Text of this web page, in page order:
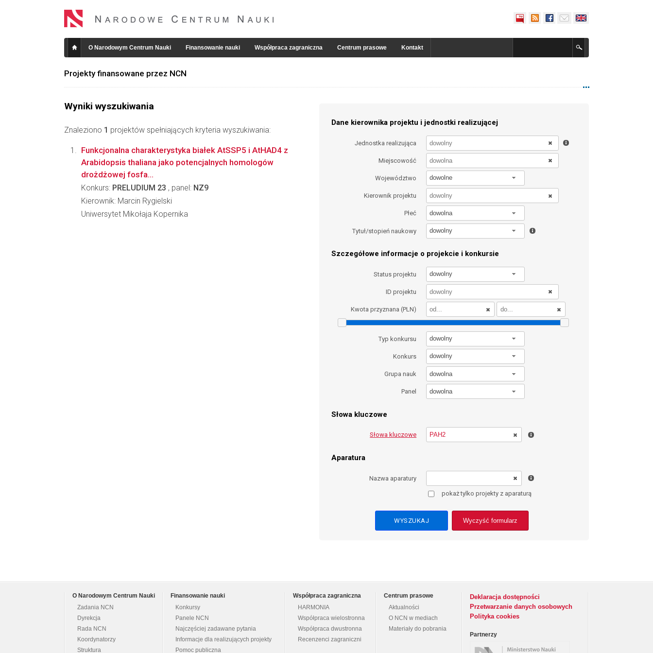
O Narodowym Centrum Nauki Finansowanie nauki Współpraca zagraniczna Centrum prasowe Kontakt
Projekty finansowane przez NCN
Wyniki wyszukiwania
Znaleziono 1 projektów spełniających kryteria wyszukiwania:
Dane kierownika projektu i jednostki realizującej
Jednostka realizująca
Miejscowość
Województwo dowolne
Kierownik projektu
Płeć dowolna
Tytuł/stopień naukowy dowolny
Szczegółowe informacje o projekcie i konkursie
Status projektu dowolny
ID projektu
Kwota przyznana (PLN)
Typ konkursu dowolny
Konkurs dowolny
Grupa nauk dowolna
Panel dowolna
Słowa kluczowe
Słowa kluczowe
Aparatura
Nazwa aparatury
pokaż tylko projekty z aparaturą
Wyczyść formularz
Funkcjonalna charakterystyka białek AtSSP5 i AtHAD4 z
Arabidopsis thaliana jako potencjalnych homologów
drożdżowej fosfa...
Konkurs: PRELUDIUM 23 , panel: NZ9
Kierownik: Marcin Rygielski
Uniwersytet Mikołaja Kopernika
O Narodowym Centrum Nauki
Zadania NCN
Dyrekcja
Rada NCN
Koordynatorzy
Struktura
Finansowanie nauki
Konkursy
Panele NCN
Najczęściej zadawane pytania
Informacje dla realizujących projekty
Pomoc publiczna
Współpraca zagraniczna
HARMONIA
Współpraca wielostronna
Współpraca dwustronna
Recenzenci zagraniczni
Centrum prasowe
Aktualności
O NCN w mediach
Materiały do pobrania
Deklaracja dostępności
Przetwarzanie danych osobowych
Polityka cookies
Partnerzy